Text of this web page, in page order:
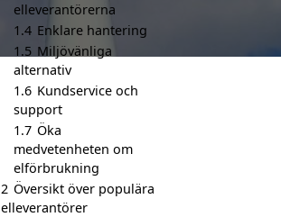
elleverantörerna
1.4 Enklare hantering
1.5 Miljövänliga
alternativ
1.6 Kundservice och
support
1.7 Öka
medvetenheten om
elförbrukning
2 Översikt över populära
elleverantörer